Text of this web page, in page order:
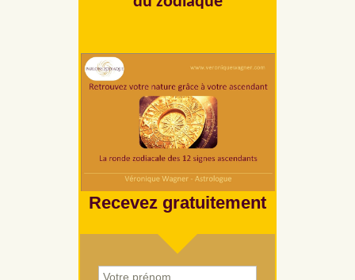
Recevez gratuitement